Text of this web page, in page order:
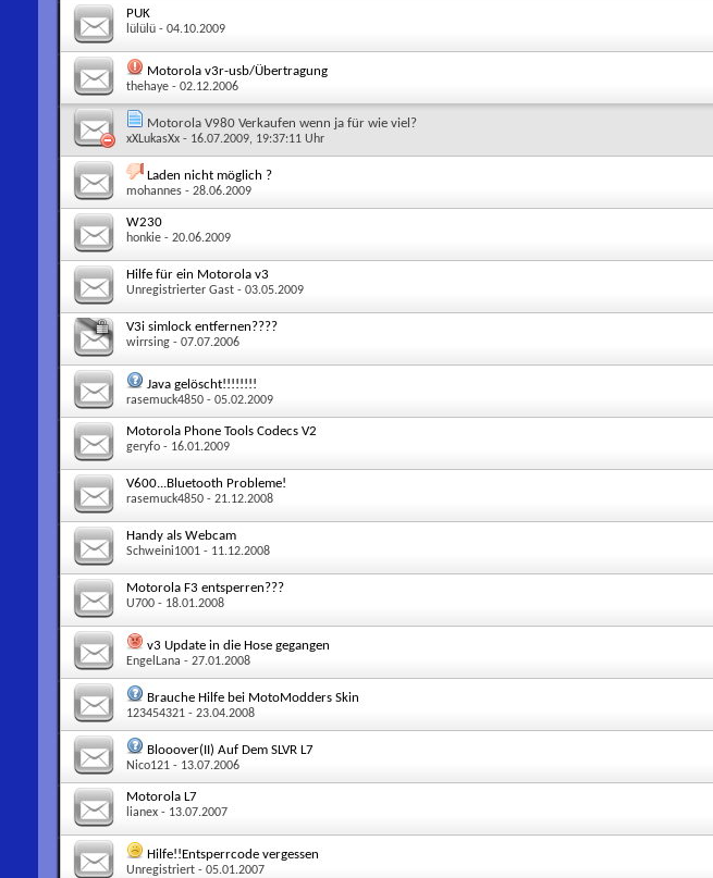
PUK
lülülü - 04.10.2009
Motorola v3r-usb/Übertragung
thehaye - 02.12.2006
Motorola V980 Verkaufen wenn ja für wie viel?
xXLukasXx - 16.07.2009, 19:37:11 Uhr
Laden nicht möglich ?
mohannes - 28.06.2009
W230
honkie - 20.06.2009
Hilfe für ein Motorola v3
Unregistrierter Gast - 03.05.2009
V3i simlock entfernen????
wirrsing - 07.07.2006
Java gelöscht!!!!!!!!
rasemuck4850 - 05.02.2009
Motorola Phone Tools Codecs V2
geryfo - 16.01.2009
V600...Bluetooth Probleme!
rasemuck4850 - 21.12.2008
Handy als Webcam
Schweini1001 - 11.12.2008
Motorola F3 entsperren???
U700 - 18.01.2008
v3 Update in die Hose gegangen
EngelLana - 27.01.2008
Brauche Hilfe bei MotoModders Skin
123454321 - 23.04.2008
Blooover(II) Auf Dem SLVR L7
Nico121 - 13.07.2006
Motorola L7
lianex - 13.07.2007
Hilfe!!Entsperrcode vergessen
Unregistriert - 05.01.2007